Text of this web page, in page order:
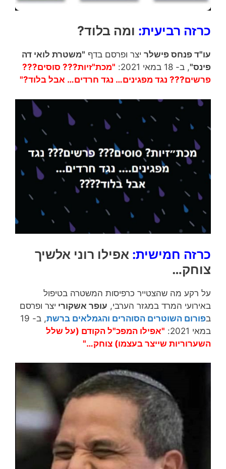
כרזה רביעית: ומה בלוד?
עו"ד פנחס פישלר יצר ופרסם בדף "משטרת לואי דה
פינס", ב- 18 במאי 2021:
"מכת"זיות??? סוסים???
פרשים??? נגד מפגינים… נגד חרדים… אבל בלוד?"
כרזה חמישית: אפילו רוני אלשיך
צוחק…
על רקע מה שהצטייר כרפיסות המשטרה בטיפול
באירועי המרד במגזר הערבי, עופר אשקורי יצר ופרסם
בפורום השוטרים הסוהרים והגמלאים ברשת,
ב- 19
במאי 2021:
"אפילו המפכ"ל הקודם (על שלל
השערוריות שייצר בעצמו) צוחק…"